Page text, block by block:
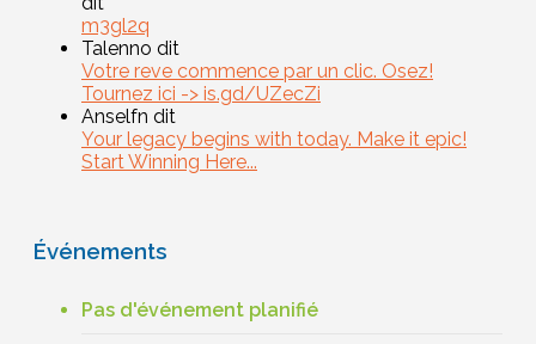
m3gl2q
Talenno dit
Votre reve commence par un clic. Osez!
Tournez ici -> is.gd/UZecZi
Anselfn dit
Your legacy begins with today. Make it epic!
Start Winning Here...
Événements
Pas d'événement planifié